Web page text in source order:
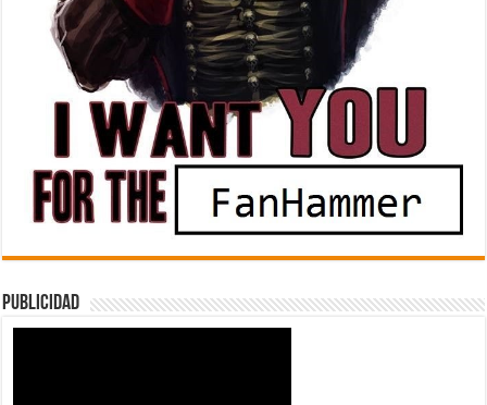
Publicidad